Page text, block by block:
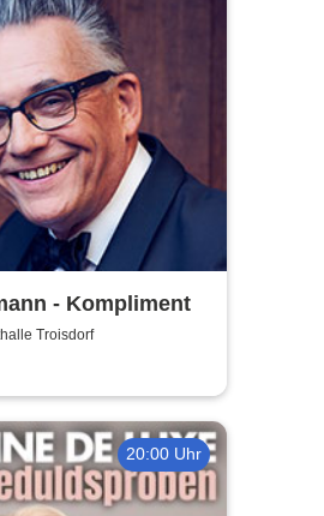
- Kompliment
Troisdorf
20:00 Uhr